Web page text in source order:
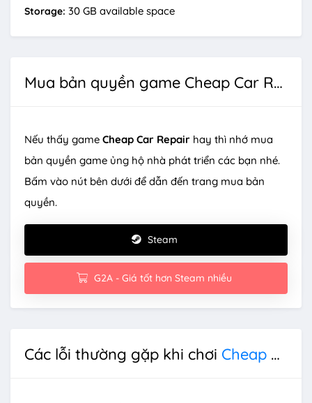
Storage: 30 GB available space
Mua bản quyền game Cheap Car Repair
Nếu thấy game Cheap Car Repair hay thì nhớ mua
bản quyền game ủng hộ nhà phát triển các bạn nhé.
Bấm vào nút bên dưới để dẫn đến trang mua bản
quyền.
Steam
G2A - Giá tốt hơn Steam nhiều
Các lỗi thường gặp khi chơi Cheap Car Repair